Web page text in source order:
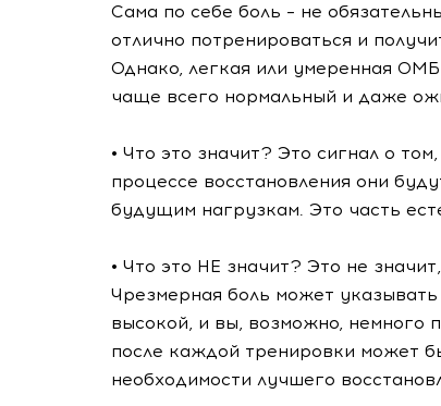
Сама по себе боль – не
отлично потренироваться и
Однако, легкая или умеренная
чаще всего нормальный и даже
• Что это значит? Это сигнал о
процессе восстановления они
будущим нагрузкам. Это часть
• Что это НЕ значит? Это не
Чрезмерная боль может
высокой, и вы, возможно, немного
после каждой тренировки может
необходимости лучшего